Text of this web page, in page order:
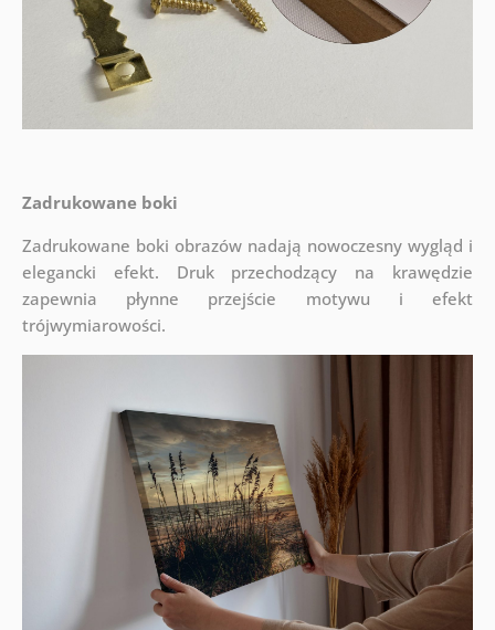
Zadrukowane boki
Zadrukowane boki obrazów nadają nowoczesny wygląd i
elegancki efekt. Druk przechodzący na krawędzie
zapewnia płynne przejście motywu i efekt
trójwymiarowości.